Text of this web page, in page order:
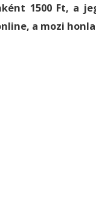
1500 Ft, a
a mozi